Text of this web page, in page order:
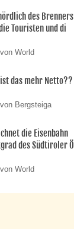
des Brenners
Touristen und di
World
das mehr Netto??
Bergsteiga
die Eisenbahn
des Südtiroler Ö
World